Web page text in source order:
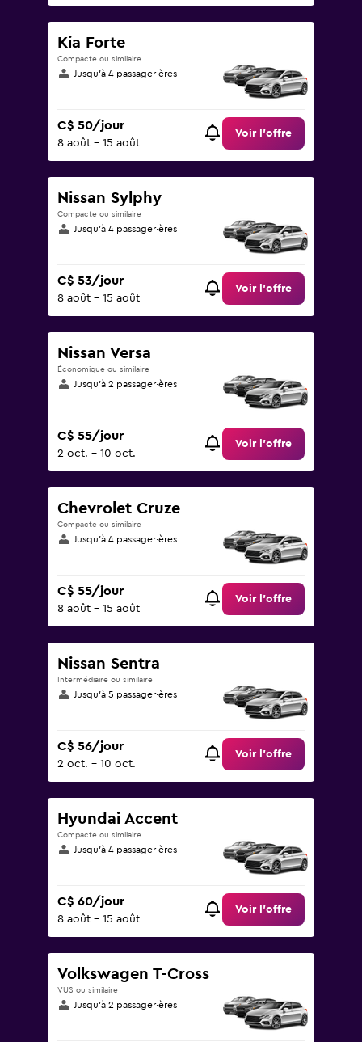
Kia Forte
Compacte ou similaire
Jusqu’à 4 passager·ères
C$ 50/jour
8 août - 15 août
Voir l’offre
Nissan Sylphy
Compacte ou similaire
Jusqu’à 4 passager·ères
C$ 53/jour
8 août - 15 août
Voir l’offre
Nissan Versa
Économique ou similaire
Jusqu’à 2 passager·ères
C$ 55/jour
2 oct. - 10 oct.
Voir l’offre
Chevrolet Cruze
Compacte ou similaire
Jusqu’à 4 passager·ères
C$ 55/jour
8 août - 15 août
Voir l’offre
Nissan Sentra
Intermédiaire ou similaire
Jusqu’à 5 passager·ères
C$ 56/jour
2 oct. - 10 oct.
Voir l’offre
Hyundai Accent
Compacte ou similaire
Jusqu’à 4 passager·ères
C$ 60/jour
8 août - 15 août
Voir l’offre
Volkswagen T-Cross
VUS ou similaire
Jusqu’à 2 passager·ères